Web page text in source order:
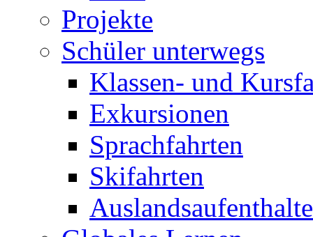
Projekte
Schüler unterwegs
Klassen- und
Exkursionen
Sprachfahrten
Skifahrten
Auslandsaufenthalte